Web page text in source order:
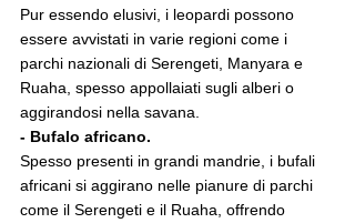
Pur essendo elusivi, i leopardi possono
essere avvistati in varie regioni come i
parchi nazionali di Serengeti, Manyara e
Ruaha, spesso appollaiati sugli alberi o
aggirandosi nella savana.
- Bufalo africano.
Spesso presenti in grandi mandrie, i bufali
africani si aggirano nelle pianure di parchi
come il Serengeti e il Ruaha, offrendo